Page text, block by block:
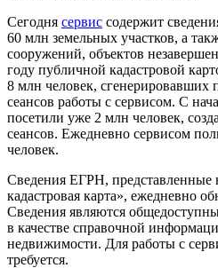
Сегодня сервис содержит
60 млн земельных участков, а
сооружений, объектов
году публичной кадастровой
8 млн человек, сгенерировавших
сеансов работы с сервисом. С
посетили уже 2 млн человек,
сеансов. Ежедневно сервисом
человек.
Сведения ЕГРН, представленные
кадастровая карта», ежедневно
Сведения являются
в качестве справочной
недвижимости. Для работы с
требуется.